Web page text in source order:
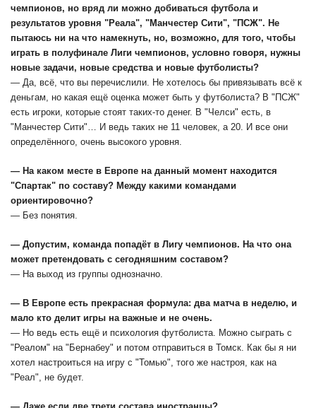
чемпионов, но вряд ли можно добиваться футбола и
результатов уровня "Реала", "Манчестер Сити", "ПСЖ". Не
пытаюсь ни на что намекнуть, но, возможно, для того, чтобы
играть в полуфинале Лиги чемпионов, условно говоря, нужны
новые задачи, новые средства и новые футболисты?
— Да, всё, что вы перечислили. Не хотелось бы привязывать всё к
деньгам, но какая ещё оценка может быть у футболиста? В "ПСЖ"
есть игроки, которые стоят таких-то денег. В "Челси" есть, в
"Манчестер Сити"… И ведь таких не 11 человек, а 20. И все они
определённого, очень высокого уровня.
— На каком месте в Европе на данный момент находится
"Спартак" по составу? Между какими командами
ориентировочно?
— Без понятия.
— Допустим, команда попадёт в Лигу чемпионов. На что она
может претендовать с сегодняшним составом?
— На выход из группы однозначно.
— В Европе есть прекрасная формула: два матча в неделю, и
мало кто делит игры на важные и не очень.
— Но ведь есть ещё и психология футболиста. Можно сыграть с
"Реалом" на "Бернабеу" и потом отправиться в Томск. Как бы я ни
хотел настроиться на игру с "Томью", того же настроя, как на
"Реал", не будет.